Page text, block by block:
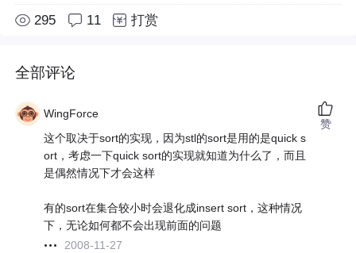
295 11 打赏
全部评论
WingForce
这个取决于sort的实现，因为stl的sort是用的是quick s
ort，考虑一下quick sort的实现就知道为什么了，而且
是偶然情况下才会这样
有的sort在集合较小时会退化成insert sort，这种情况
下，无论如何都不会出现前面的问题
2008-11-27
赞